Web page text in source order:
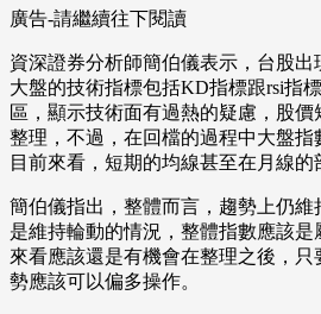
廣告-請繼續往下閱讀
資深證券分析師簡伯儀表示，台股出
大盤的技術指標包括KD指標跟rsi指
區，顯示技術面有過熱的疑慮，股價
整理，不過，在回檔的過程中大盤指
目前來看，短期的均線甚至在月線的
簡伯儀指出，整體而言，趨勢上仍
是維持輪動的情況，整體指數應該
來看應該還是有機會在整理之後，只
勢應該可以偏多操作。